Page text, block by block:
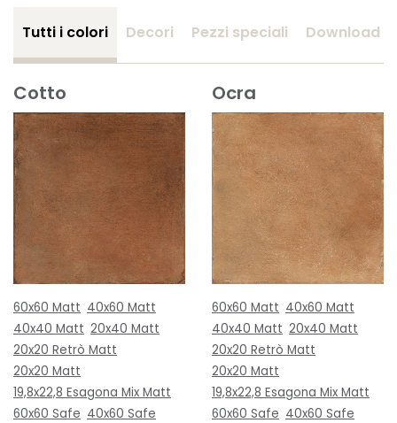
Tutti i colori Decori Pezzi speciali Download
Cotto
60x60 Matt 40x60 Matt
40x40 Matt 20x40 Matt
20x20 Retrò Matt
20x20 Matt
19,8x22,8 Esagona Mix Matt
60x60 Safe 40x60 Safe
Ocra
60x60 Matt 40x60 Matt
40x40 Matt 20x40 Matt
20x20 Retrò Matt
20x20 Matt
19,8x22,8 Esagona Mix Matt
60x60 Safe 40x60 Safe